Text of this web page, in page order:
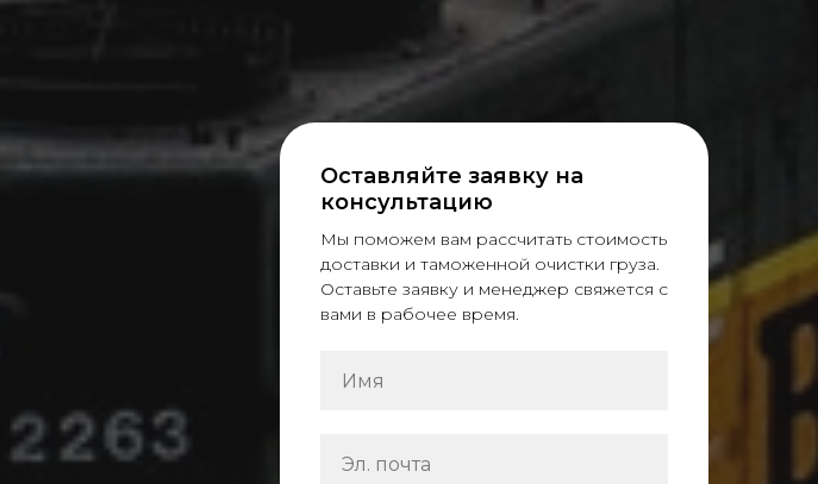
Оставляйте заявку на
консультацию
Мы поможем вам рассчитать стоимость
доставки и таможенной очистки груза.
Оставьте заявку и менеджер свяжется с
вами в рабочее время.